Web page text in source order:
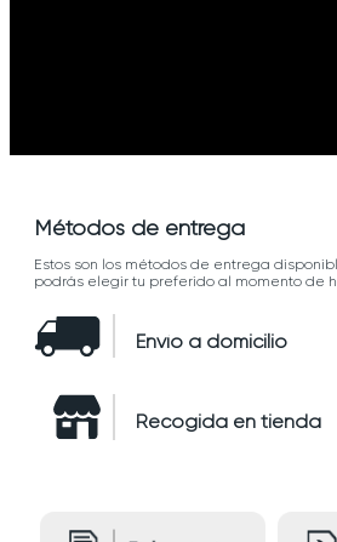
Métodos de entrega
Estos son los métodos de entrega
podrás elegir tu preferido al momento de
Envío a domicilio
Recogida en tienda